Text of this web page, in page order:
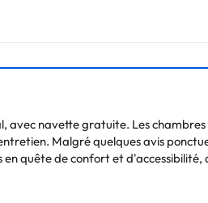
avec navette gratuite. Les chambres
Malgré quelques avis
quête de confort et d'accessibilité,